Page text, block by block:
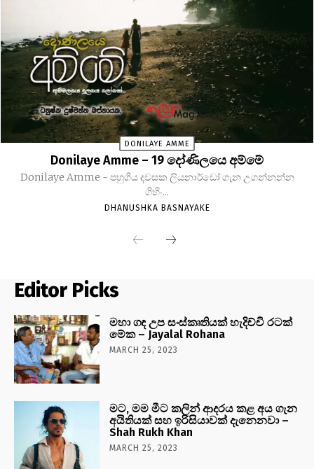
DONILAYE AMME
Donilaye Amme – 19 දෝණිලයෙ අම්මේ
Donilaye Amme - පහුගිය දවසක ලියනාර්ඩෝ ගැන උගන්නන්න
ගිහිං...
DHANUSHKA BASNAYAKE
Editor Picks
මහා ගඳ උප සංස්කෘතියක් හැදිච්චි රටක්
මේක – Jayalal Rohana
MARCH 25, 2023
මට, මම මීට කලින් ආදරය කළ අය ගැන
අයිතියක් සහ ඉරිසියාවක් දැනෙනවා –
Shah Rukh Khan
MARCH 25, 2023